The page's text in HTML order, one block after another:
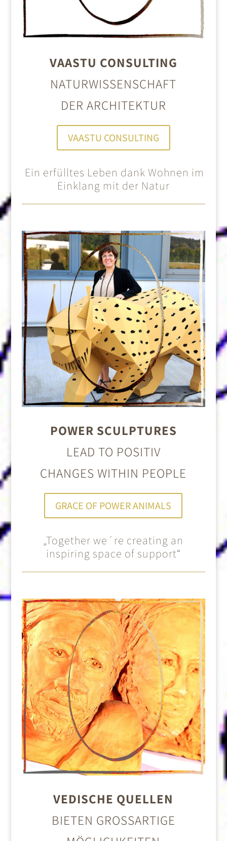
VAASTU CONSULTING
NATURWISSENSCHAFT
DER ARCHITEKTUR
VAASTU CONSULTING
Ein erfülltes Leben dank Wohnen im
Einklang mit der Natur
POWER SCULPTURES
LEAD TO POSITIV
CHANGES WITHIN PEOPLE
GRACE OF POWER ANIMALS
„Together we´re creating an
inspiring space of support“
VEDISCHE QUELLEN
BIETEN GROSSARTIGE